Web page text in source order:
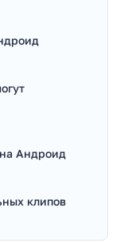
Андроид
клипов